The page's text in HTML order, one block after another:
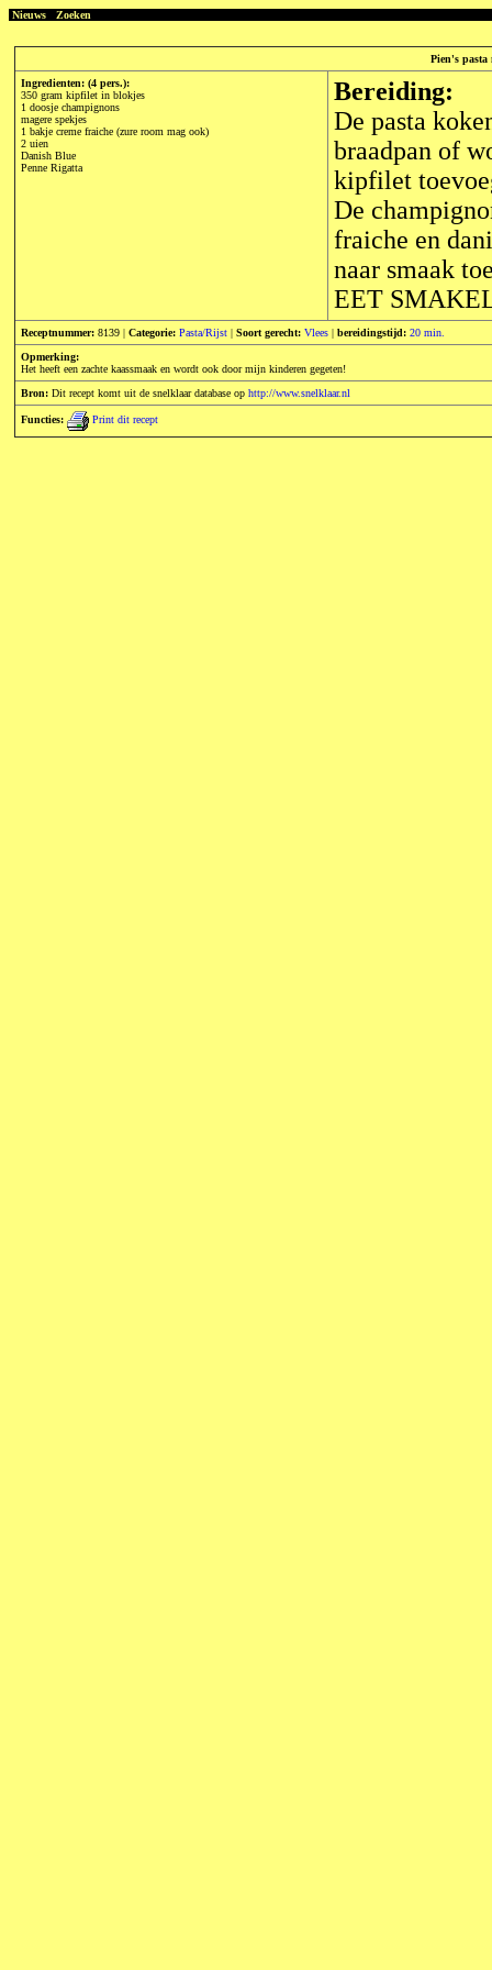
Nieuws Zoeken
Pien's pasta
Ingredienten: (4 pers.):
350 gram kipfilet in blokjes
1 doosje champignons
magere spekjes
1 bakje creme fraiche (zure room mag ook)
2 uien
Danish Blue
Penne Rigatta
Bereiding:
De pasta
braadpan of
kipfilet
De
fraiche en
naar smaak
EET
Receptnummer: 8139 | Categorie: Pasta/Rijst | Soort gerecht: Vlees | bereidingstijd: 20 min.
Opmerking:
Het heeft een zachte kaassmaak en wordt ook door mijn kinderen gegeten!
Bron: Dit recept komt uit de snelklaar database op http://www.snelklaar.nl
Functies: Print dit recept